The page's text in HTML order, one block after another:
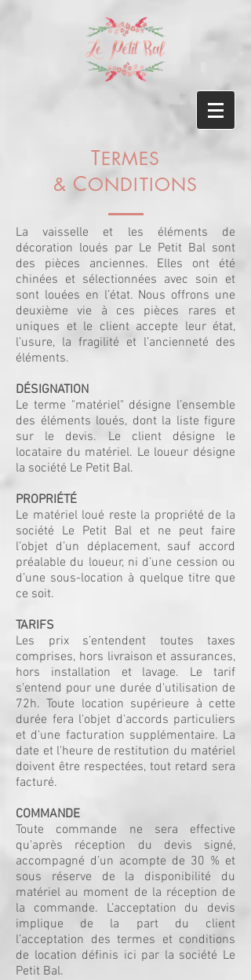
TERMES
& CONDITIONS
La vaisselle et les éléments de
décoration loués par Le Petit Bal sont
des pièces anciennes. Elles ont été
chinées et sélectionnées avec soin et
sont louées en l’état. Nous offrons une
deuxième vie à ces pièces rares et
uniques et le client accepte leur état,
l’usure, la fragilité et l’ancienneté des
éléments.
DÉSIGNATION
Le terme "matériel" désigne l’ensemble
des éléments loués, dont la liste figure
sur le devis. Le client désigne le
locataire du matériel. Le loueur désigne
la société Le Petit Bal.
PROPRIÉTÉ
Le matériel loué reste la propriété de la
société Le Petit Bal et ne peut faire
l’objet d’un déplacement, sauf accord
préalable du loueur, ni d’une cession ou
d’une sous-location à quelque titre que
ce soit.
TARIFS
Les prix s’entendent toutes taxes
comprises, hors livraison et assurances,
hors installation et lavage. Le tarif
s'entend pour une durée d'utilisation de
72h. Toute location supérieure à cette
durée fera l'objet d'accords particuliers
et d'une facturation supplémentaire. La
date et l'heure de restitution du matériel
doivent être respectées, tout retard sera
facturé.
COMMANDE
Toute commande ne sera effective
qu'après réception du devis signé,
accompagné d’un acompte de 30 % et
sous réserve de la disponibilité du
matériel au moment de la réception de
la commande. L’acceptation du devis
implique de la part du client
l’acceptation des termes et conditions
de location définis ici par la société Le
Petit Bal.